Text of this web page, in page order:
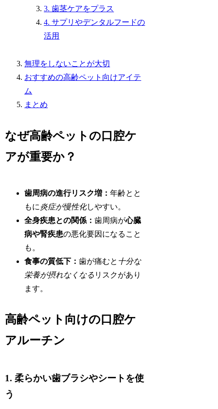
3. 歯茎ケアをプラス
4. サプリやデンタルフードの
活用
無理をしないことが大切
おすすめの高齢ペット向けアイテ
ム
まとめ
なぜ高齢ペットの口腔ケ
アが重要か？
歯周病の進行リスク増：年齢とと
もに 炎症が慢性化しやすい。
全身疾患との関係：歯周病が心臓
病や腎疾患の悪化要因になること
も。
食事の質低下：歯が痛むと 十分な
栄養が摂れなくなる リスクがあり
ます。
高齢ペット向けの口腔ケ
アルーチン
1. 柔らかい歯ブラシやシートを使
う